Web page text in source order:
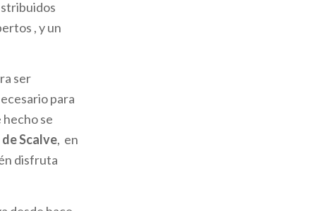
, y un
ser
para
hecho se
Scalve, en
disfruta